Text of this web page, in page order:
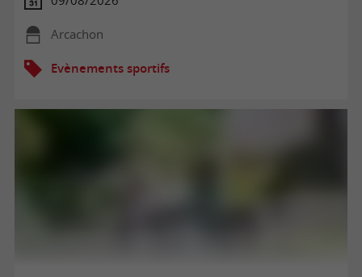
Arcachon
Evènements sportifs